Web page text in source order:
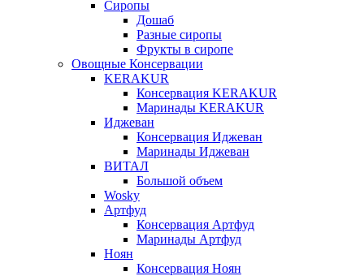
Сиропы
Дошаб
Разные сиропы
Фрукты в сиропе
Овощные Консервации
KERAKUR
Консервация KERAKUR
Маринады KERAKUR
Иджеван
Консервация Иджеван
Маринады Иджеван
ВИТАЛ
Большой объем
Wosky
Артфуд
Консервация Артфуд
Маринады Артфуд
Ноян
Консервация Ноян